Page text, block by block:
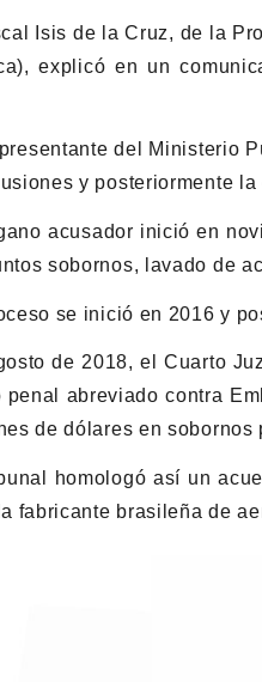
Isis de la Cruz, de la
explicó en un
del Ministerio
y posteriormente
acusador inició en
sobornos, lavado de
se inició en 2016 y
de 2018, el Cuarto
penal abreviado contra
de dólares en
homologó así un
fabricante brasileña de